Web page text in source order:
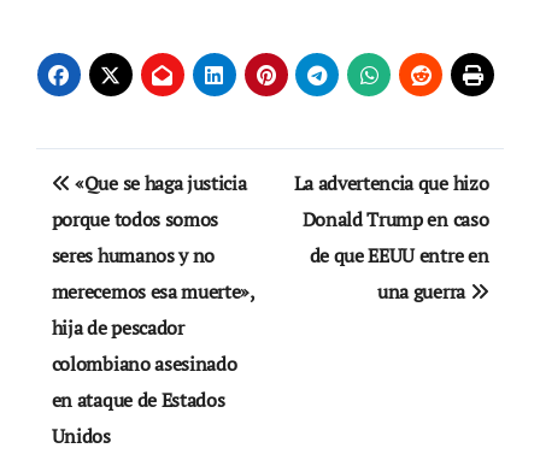
Navegación
de
entradas
«Que se haga justicia
porque todos somos
seres humanos y no
merecemos esa muerte»,
hija de pescador
colombiano asesinado
en ataque de Estados
Unidos
La advertencia que hizo
Donald Trump en caso
de que EEUU entre en
una guerra